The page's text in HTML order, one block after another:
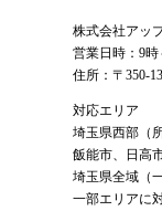
株式会社アッ
営業日時：9時
住所：〒350-
対応エリア
埼玉県西部（
飯能市、日高
埼玉県全域（
一部エリアに